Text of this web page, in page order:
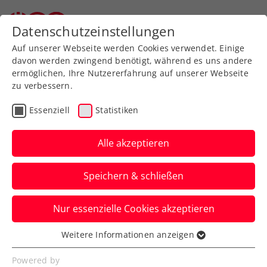
Zum Turnierkalender
BIDI BADU ÖTV Jugend
Circuit 2021 presented by
kronehit - 3.Turnier
Datenschutzeinstellungen
Auf unserer Webseite werden Cookies verwendet. Einige
davon werden zwingend benötigt, während es uns andere
ermöglichen, Ihre Nutzererfahrung auf unserer Webseite
zu verbessern.
Essenziell Statistiken
Alle akzeptieren
Speichern & schließen
Nur essenzielle Cookies akzeptieren
Essenziell
Essenzielle Cookies werden für grundlegende
Weitere Informationen anzeigen
Powered by